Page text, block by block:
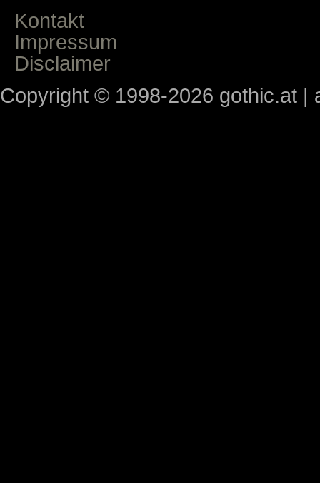
Kontakt
Impressum
Disclaimer
Copyright © 1998-2026 gothic.at |